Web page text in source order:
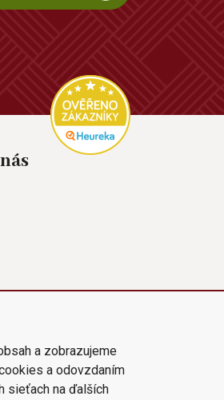
a zobrazujeme
a odovzdaním
sieťach na ďalších